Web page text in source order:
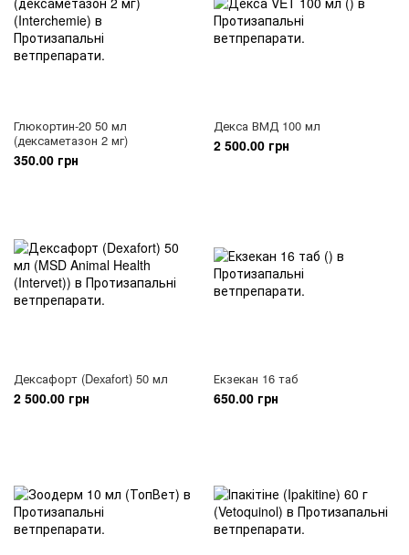
Глюкортин-20 50 мл
(дексаметазон 2 мг)
350.00 грн
Декса ВМД 100 мл
2 500.00 грн
Дексафорт (Dexafort) 50 мл
2 500.00 грн
Екзекан 16 таб
650.00 грн